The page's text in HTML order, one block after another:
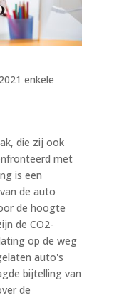
enkele
die zij ook
met
is een
de auto
de hoogte
de CO2-
op de weg
auto's
bijtelling van
de